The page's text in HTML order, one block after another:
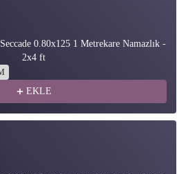
0.80x125 1 Metrekare Namazlık -
2x4 ft
EKLE